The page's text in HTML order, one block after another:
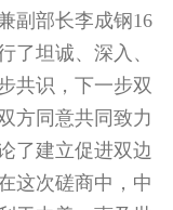
副部长李成钢16
了坦诚、深入、
共识，下一步双
方同意共同致力
了建立促进双边
这次磋商中，中